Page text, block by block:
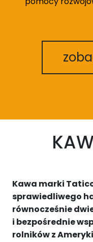
Kawa marki
sprawiedliwego
równocześnie
i bezpośrednie
rolników z